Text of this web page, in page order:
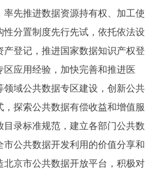
先推进数据资源持有权、加工使
性分置制度先行先试，依托依法设
产登记，推进国家数据知识产权登
应用经验，加快完善和推进医
领域公共数据专区建设，创新公共
探索公共数据有偿收益和增值服
录标准规范，建立各部门公共数
公共数据开发利用的价值分享和
北京市公共数据开放平台，积极对